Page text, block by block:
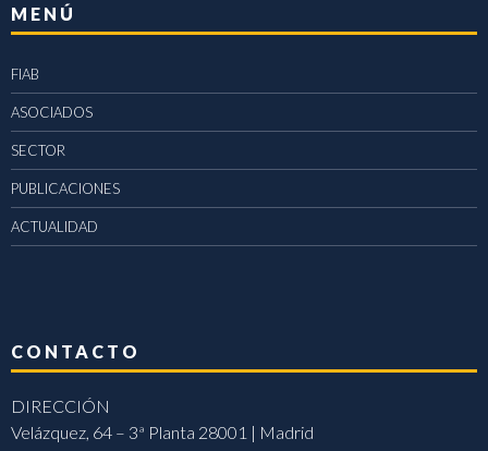
MENÚ
FIAB
ASOCIADOS
SECTOR
PUBLICACIONES
ACTUALIDAD
CONTACTO
DIRECCIÓN
Velázquez, 64 – 3ª Planta 28001 | Madrid